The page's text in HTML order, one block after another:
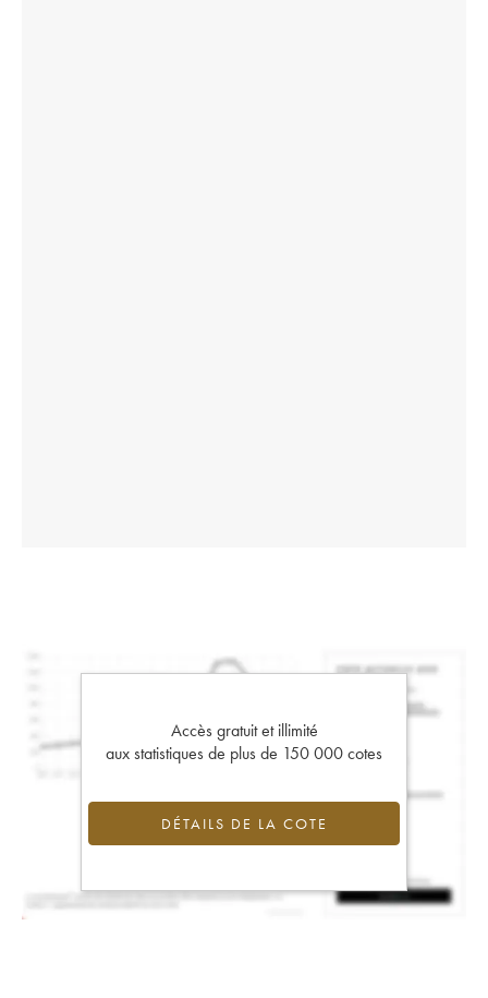
Accès gratuit et illimité
aux statistiques de plus de 150 000 cotes
DÉTAILS DE LA COTE